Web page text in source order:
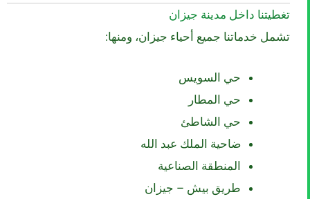
تغطيتنا داخل مدينة جيزان
تشمل خدماتنا جميع أحياء جيزان، ومنها:
حي السويس
حي المطار
حي الشاطئ
ضاحية الملك عبد الله
المنطقة الصناعية
طريق بيش – جيزان